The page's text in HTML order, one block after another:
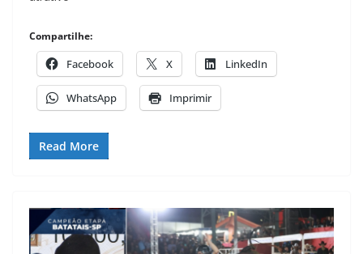
Compartilhe:
Facebook X LinkedIn
WhatsApp Imprimir
Read More